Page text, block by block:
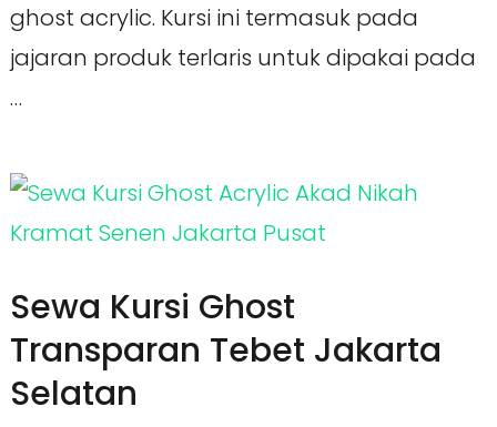
ghost acrylic. Kursi ini termasuk pada
jajaran produk terlaris untuk dipakai pada
…
Sewa Kursi Ghost
Transparan Tebet Jakarta
Selatan